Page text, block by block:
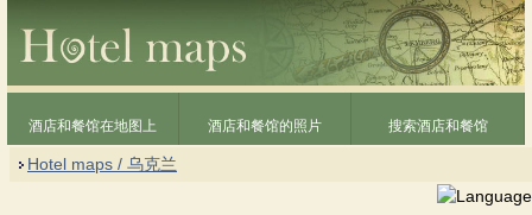
酒店和餐馆在地图上 酒店和餐馆的照片 搜索酒店和餐馆
Hotel maps / 乌克兰